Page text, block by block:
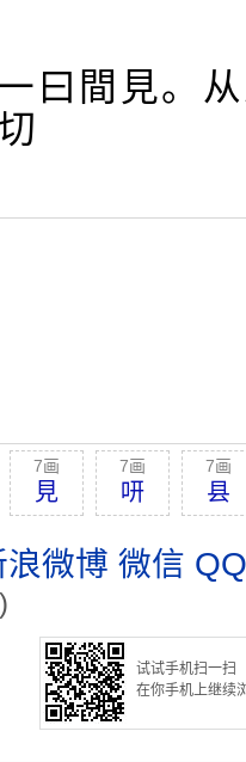
曰間見。
7画
見
7画
咞
7画
县
浪微博 微信
试试手机扫一扫
在你手机上继续